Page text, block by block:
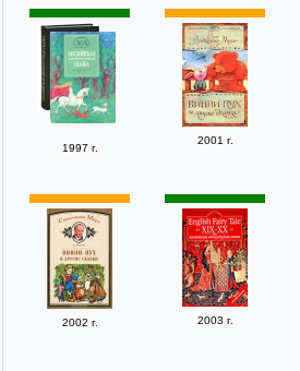
1997 г.
2001 г.
2002 г. 2003 г.